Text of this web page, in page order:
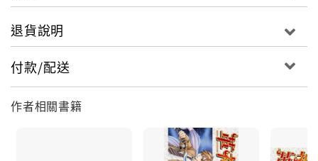
退貨說明
付款/配送
作者相關書籍